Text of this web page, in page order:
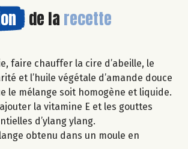
de la recette
faire chauffer la cire d’abeille, le
et l’huile végétale d’amande douce
le mélange soit homogène et liquide.
la vitamine E et les gouttes
d’ylang ylang.
obtenu dans un moule en